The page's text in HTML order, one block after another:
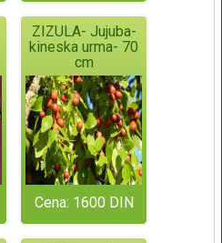
ZIZULA- Jujuba-
kineska urma- 70
cm
Cena: 1600 DIN